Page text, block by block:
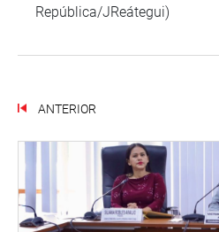
República/JReátegui)
ANTERIOR